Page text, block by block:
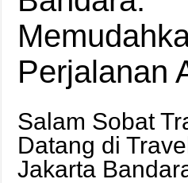
Perjalanan
Salam Sobat
Datang di
Jakarta